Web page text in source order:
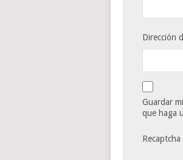
Dirección
Guardar
que haga
Recaptcha